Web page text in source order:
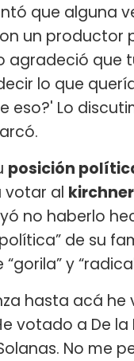
que alguna
un productor
agradeció que
lo que
eso?' Lo
posición
votar al
no haberlo
de su
y
hasta acá
votado a De la
No me